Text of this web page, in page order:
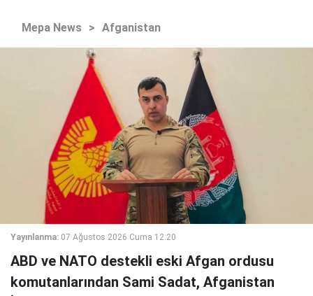
Mepa News > Afganistan
Yayınlanma: 07 Ağustos 2026 Cuma 12:20
ABD ve NATO destekli eski Afgan ordusu
komutanlarından Sami Sadat, Afganistan